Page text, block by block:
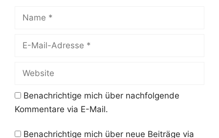
Name
Website
Benachrichtige mich über nachfolgende
Kommentare via E-Mail.
Benachrichtige mich über neue Beiträge via